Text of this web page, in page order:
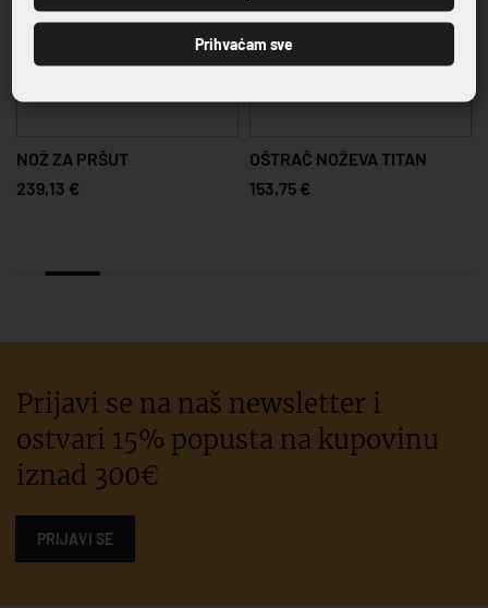
NOŽ ZA PRŠUT
239,13 €
OŠTRAČ NOŽEVA TITAN
153,75 €
Prijavi se na naš newsletter i
ostvari 15% popusta na kupovinu
iznad 300€
PRIJAVI SE
Prihvaćam sve